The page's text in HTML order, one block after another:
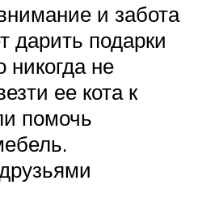
и забота
дарить подарки
не
ее кота к
помочь